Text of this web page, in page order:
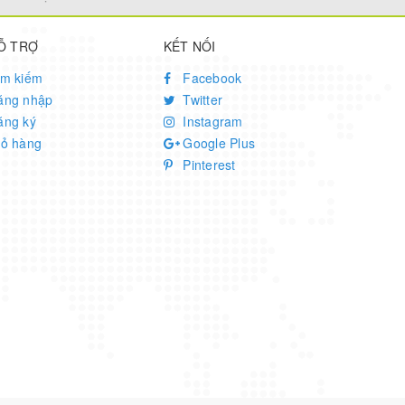
TRỢ
kiếm
nhập
ký
hàng
KẾT NỐI
Facebook
Twitter
Instagram
Google Plus
Pinterest